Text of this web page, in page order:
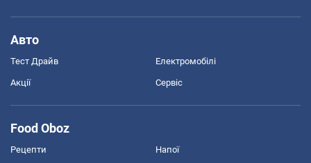
Авто
Тест Драйв Електромобілі
Акції Сервіс
Food Oboz
Рецепти Напої